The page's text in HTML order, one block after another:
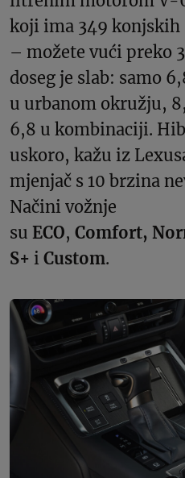
koji ima 349 konjskih
– možete vući preko
doseg je slab: samo
u urbanom okružju,
6,8 u kombinaciji.
uskoro, kažu iz
mjenjač s 10 brzina
Načini vožnje
su ECO, Comfort,
S+ i Custom.